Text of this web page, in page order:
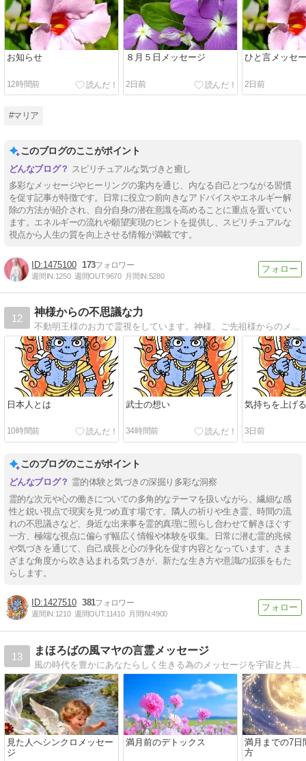
お知らせ
12時間前
８月５日メッセージ
2日前
ひと言メッセ
2日前
#マリア
このブログのここがポイント
スピリチュアルな気づきと癒し
多彩なメッセージやヒーリングの案内を通じ、内なる自己とつながる習慣
を促す記事が特徴です。日常に役立つ前向きなアドバイスやエネルギー解
除の方法が紹介され、自分自身の潜在意識を高めることに重点を置いてい
ます。エネルギーの流れや願望実現のヒントを提供し、スピリチュアルな
視点から人生の質を向上させる情報が満載です。
1475100 173
週間IN:1250 週間OUT:9670 月間IN:5280
12
神様からの不思議な力
日本人とは
10時間前
武士の想い
34時間前
気持ちを上げ
3日前
このブログのここがポイント
霊的体験と気づきの深掘り多彩な洞察
霊的な次元や心の働きについての多角的なテーマを扱いながら、繊細な感
性と鋭い視点で現実を見つめ直す場です。隣人の祈りや生き霊、時間の流
れの不思議さなど、身近な出来事を霊的真理に照らし合わせて解きほぐす
一方、極端な視点に偏らず幅広く情報や体験を収集。日常に潜む霊的兆候
や気づきを通じて、自己成長と心の浄化を促す内容となっています。さま
ざまな角度から吹き込まれる気づきが、新たな生き方や意識の拡張をもた
らします。
1427510 381
週間IN:1210 週間OUT:11410 月間IN:4900
13
まほろばの風マヤの言霊メッセージ
見た人へシンクロメッセー
ジ
満月前のデトックス
満月までの7日
方